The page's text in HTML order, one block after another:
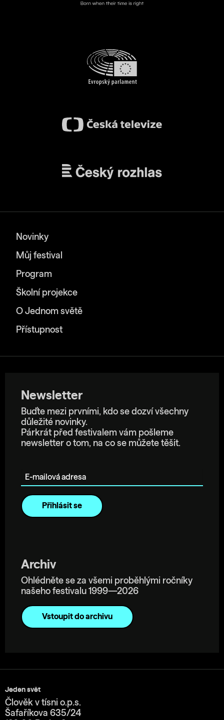
Novinky
Můj festival
Program
Školní projekce
O Jednom světě
Přístupnost
Newsletter
Buďte mezi prvními, kdo se dozví všechny
důležité novinky.
Párkrát před festivalem vám pošleme
newsletter o tom, na co se můžete těšit.
Archiv
Ohlédněte se za všemi proběhlými ročníky
našeho festivalu 1999—2026
Vstoupit do archivu
Jeden svět
Člověk v tísni o.p.s.
Šafaříkova 635/24